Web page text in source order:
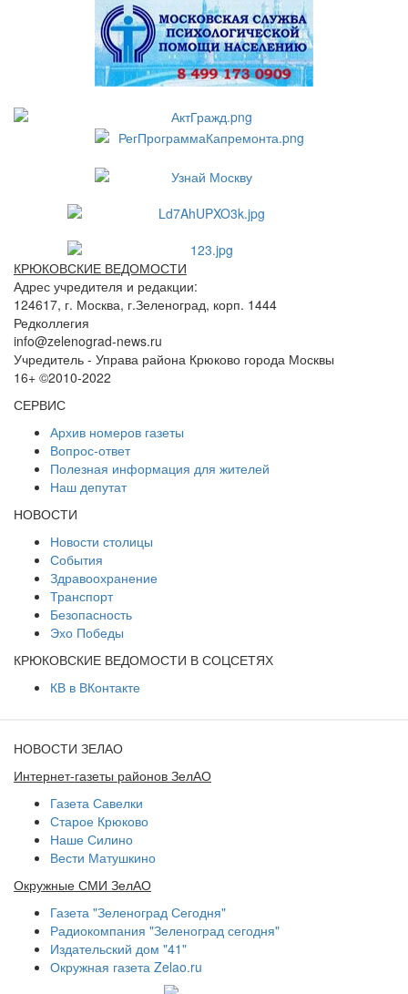
КРЮКОВСКИЕ ВЕДОМОСТИ
Адрес учредителя и редакции:
124617, г. Москва, г.Зеленоград, корп. 1444
Редколлегия
info@zelenograd-news.ru
Учредитель - Управа района Крюково города Москвы
16+ ©2010-2022
СЕРВИС
Архив номеров газеты
Вопрос-ответ
Полезная информация для жителей
Наш депутат
НОВОСТИ
Новости столицы
События
Здравоохранение
Транспорт
Безопасность
Эхо Победы
КРЮКОВСКИЕ ВЕДОМОСТИ В СОЦСЕТЯХ
КВ в ВКонтакте
НОВОСТИ ЗЕЛАО
Интернет-газеты районов ЗелАО
Газета Савелки
Старое Крюково
Наше Силино
Вести Матушкино
Окружные СМИ ЗелАО
Газета "Зеленоград Сегодня"
Радиокомпания "Зеленоград сегодня"
Издательский дом "41"
Окружная газета Zelao.ru